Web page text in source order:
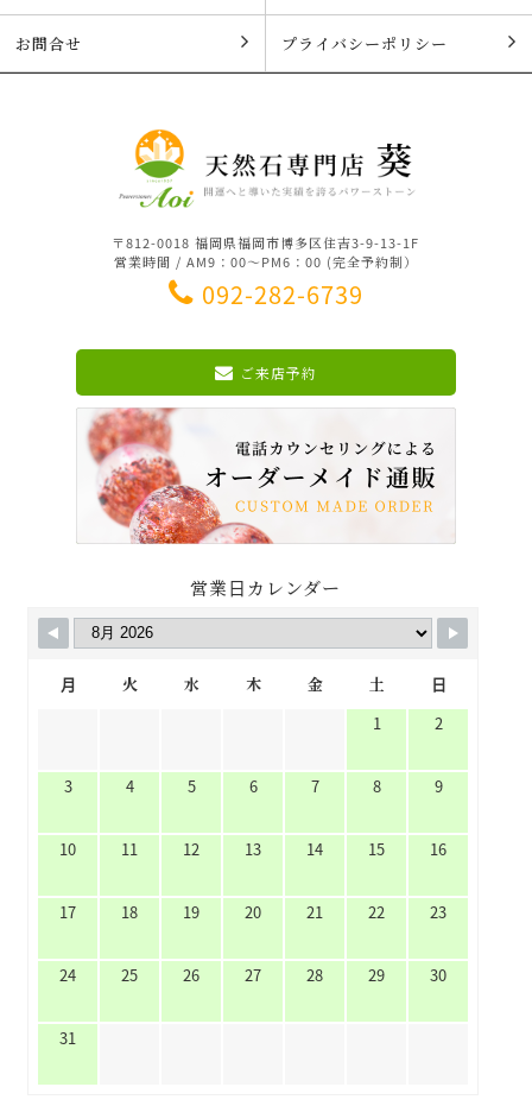
お問合せ プライバシーポリシー
〒812-0018 福岡県福岡市博多区住吉3-9-13-1F
営業時間 / AM9：00～PM6：00 (完全予約制）
092-282-6739
ご来店予約
営業日カレンダー
月 火 水 木 金 土
日
1
2
3 4 5 6 7 8 9
10 11 12 13 14 15 16
17 18 19 20 21 22 23
24 25 26 27 28 29 30
31